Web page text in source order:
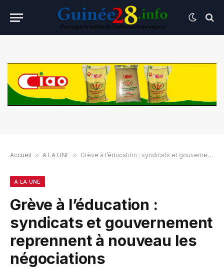
Accueil » A LA UNE » Grève à l’éducation : syndicats et gouvernement reprennent à nouveau les négociations
A LA UNE
Grève à l’éducation :
syndicats et gouvernement
reprennent à nouveau les
négociations